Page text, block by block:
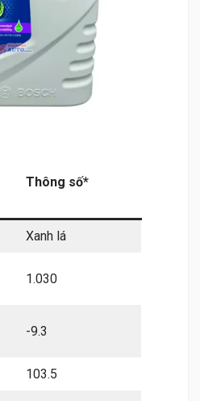
Thông số*
Xanh lá
1.030
-9.3
103.5